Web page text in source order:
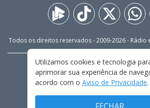
Todos os direitos reservados - 2009-2026- Rádio
FALE CONOSCO
TERMOS E CONDIÇÕES DE USO
Utilizamos cookies e tecnologia
aprimorar sua experiência de
acordo com o Aviso de Privacidade.